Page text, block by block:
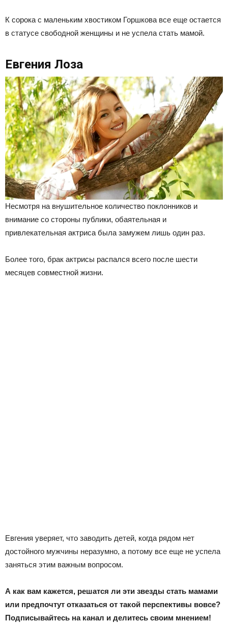
К сорока с маленьким хвостиком Горшкова все еще остается
в статусе свободной женщины и не успела стать мамой.
Евгения Лоза
Несмотря на внушительное количество поклонников и
внимание со стороны публики, обаятельная и
привлекательная актриса была замужем лишь один раз.
Более того, брак актрисы распался всего после шести
месяцев совместной жизни.
Евгения уверяет, что заводить детей, когда рядом нет
достойного мужчины неразумно, а потому все еще не успела
заняться этим важным вопросом.
А как вам кажется, решатся ли эти звезды стать мамами
или предпочтут отказаться от такой перспективы вовсе?
Подписывайтесь на канал и делитесь своим мнением!